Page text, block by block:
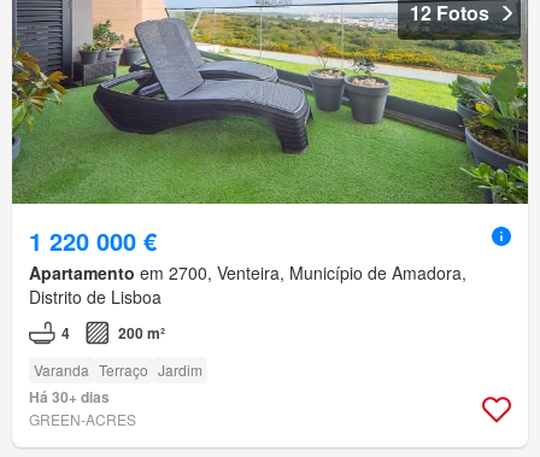
12 Fotos
1 220 000 €
Apartamento em 2700, Venteira, Município de Amadora,
Distrito de Lisboa
4 200 m²
Varanda Terraço Jardim
Há 30+ dias
GREEN-ACRES